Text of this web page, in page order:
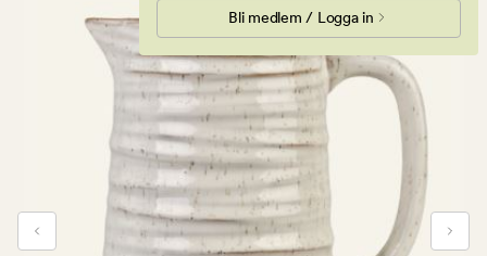
Bli medlem / Logga in